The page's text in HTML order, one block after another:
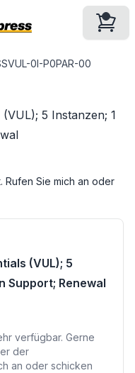
0I-P0PAR-00
5 Instanzen; 1
Rufen Sie mich an oder
(VUL); 5
Support; Renewal
verfügbar. Gerne
der
an oder schicken